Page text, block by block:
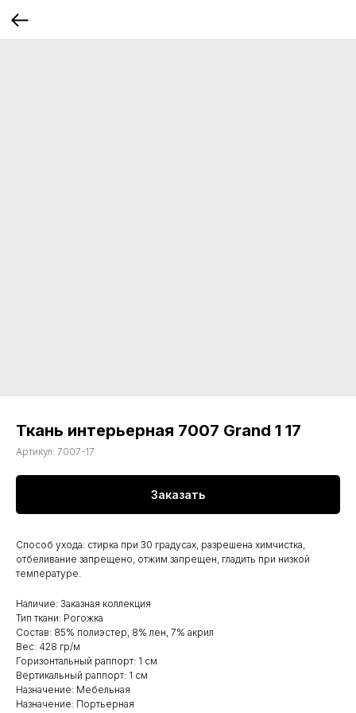
Ткань интерьерная 7007 Grand 1 17
Артикул: 7007-17
Заказать
Способ ухода: стирка при 30 градусах, разрешена химчистка,
отбеливание запрещено, отжим запрещен, гладить при низкой
температуре.
Наличие: Заказная коллекция
Тип ткани: Рогожка
Состав: 85% полиэстер, 8% лен, 7% акрил
Вес: 428 гр/м
Горизонтальный раппорт: 1 см
Вертикальный раппорт: 1 см
Назначение: Мебельная
Назначение: Портьерная